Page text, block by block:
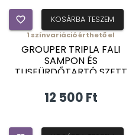
favorite_border KOSÁRBA TESZEM
1 színvariáció érthető el
GROUPER TRIPLA FALI
SAMPON ÉS
TUSFÜRDŐTARTÓ SZETT
12 500 Ft